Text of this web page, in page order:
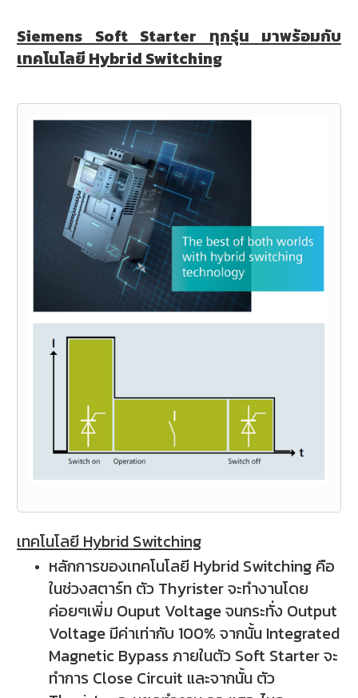
Siemens Soft Starter ทุกรุ่น มาพร้อมกับ
เทคโนโลยี Hybrid Switching
เทคโนโลยี Hybrid Switching
หลักการของเทคโนโลยี Hybrid Switching คือ
ในช่วงสตาร์ท ตัว Thyrister จะทำงานโดย
ค่อยๆเพิ่ม Ouput Voltage จนกระทั่ง Output
Voltage มีค่าเท่ากับ 100% จากนั้น Integrated
Magnetic Bypass ภายในตัว Soft Starter จะ
ทำการ Close Circuit และจากนั้น ตัว